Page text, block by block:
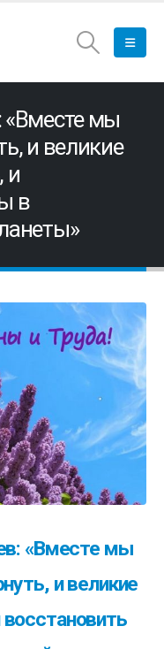
мы
и великие
и
в
«Вместе мы
и великие